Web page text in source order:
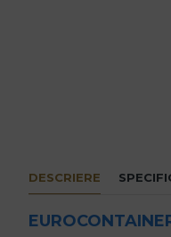
DESCRIERE